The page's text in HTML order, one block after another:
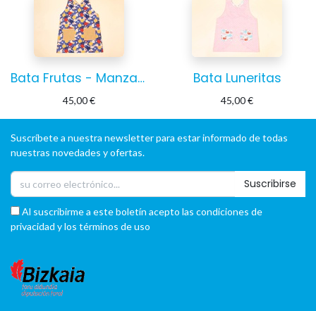
Bata Frutas - Manzanas
45,00€
Bata Luneritas
45,00€
Suscríbete a nuestra newsletter para estar informado de todas
nuestras novedades y ofertas.
Suscribirse
Al suscribirme a este boletín acepto las condiciones de
privacidad y los términos de uso